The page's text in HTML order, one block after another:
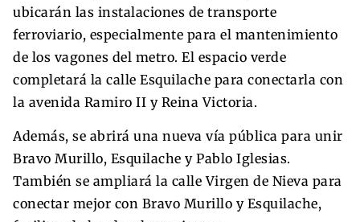
ubicarán las instalaciones de transporte
ferroviario, especialmente para el mantenimiento
de los vagones del metro. El espacio verde
completará la calle Esquilache para conectarla con
la avenida Ramiro II y Reina Victoria.
Además, se abrirá una nueva vía pública para unir
Bravo Murillo, Esquilache y Pablo Iglesias.
También se ampliará la calle Virgen de Nieva para
conectar mejor con Bravo Murillo y Esquilache,